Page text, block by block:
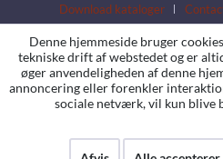
Download kataloger
Denne hjemmeside bruger
tekniske drift af webstedet og er
øger anvendeligheden af denne
annoncering eller forenkler
sociale netværk, vil kun blive